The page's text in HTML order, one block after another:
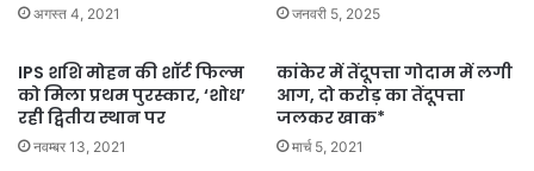
अगस्त 4, 2021 जनवरी 5, 2025
IPS शशि मोहन की शॉर्ट फिल्म
को मिला प्रथम पुरस्कार, ‘शोध’
रही द्वितीय स्थान पर
नवम्बर 13, 2021
कांकेर में तेंदूपत्ता गोदाम में लगी
आग, दो करोड़ का तेंदूपत्ता
जलकर खाक*
मार्च 5, 2021